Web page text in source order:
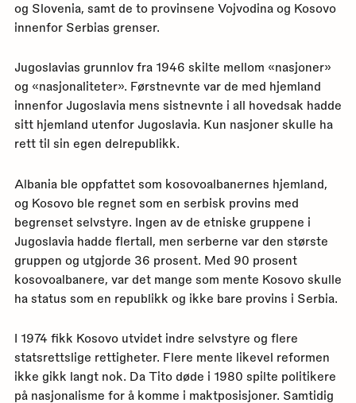
og Slovenia, samt de to provinsene Vojvodina og Kosovo
innenfor Serbias grenser.
Jugoslavias grunnlov fra 1946 skilte mellom «nasjoner»
og «nasjonaliteter». Førstnevnte var de med hjemland
innenfor Jugoslavia mens sistnevnte i all hovedsak hadde
sitt hjemland utenfor Jugoslavia. Kun nasjoner skulle ha
rett til sin egen delrepublikk.
Albania ble oppfattet som kosovoalbanernes hjemland,
og Kosovo ble regnet som en serbisk provins med
begrenset selvstyre. Ingen av de etniske gruppene i
Jugoslavia hadde flertall, men serberne var den største
gruppen og utgjorde 36 prosent. Med 90 prosent
kosovoalbanere, var det mange som mente Kosovo skulle
ha status som en republikk og ikke bare provins i Serbia.
I 1974 fikk Kosovo utvidet indre selvstyre og flere
statsrettslige rettigheter. Flere mente likevel reformen
ikke gikk langt nok. Da Tito døde i 1980 spilte politikere
på nasjonalisme for å komme i maktposisjoner. Samtidig